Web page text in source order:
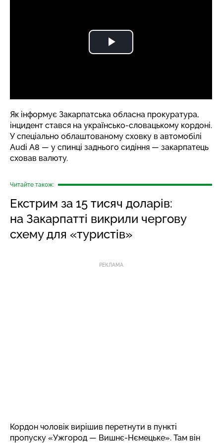
Як інформує Закарпатська обласна прокуратура,
інцидент стався на українсько-словацькому кордоні.
У спеціально облаштованому сховку в автомобілі
Audi A8 — у спинці заднього сидіння — закарпатець
сховав валюту.
Читайте також:
Екстрим за 15 тисяч доларів:
на Закарпатті викрили чергову
схему для «туристів»
РЕКЛАМА
Кордон чоловік вирішив перетнути в пункті
пропуску «Ужгород — Вишнє-Нємецьке». Там він